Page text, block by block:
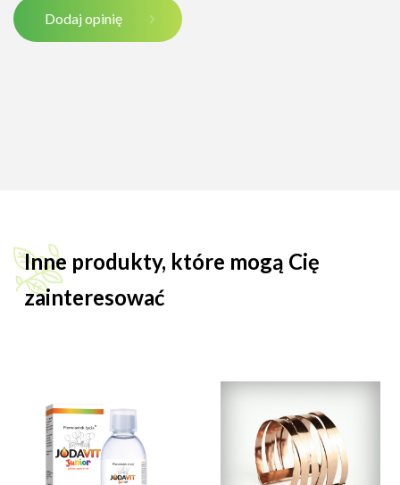
Dodaj opinię
Inne produkty, które mogą Cię
zainteresować